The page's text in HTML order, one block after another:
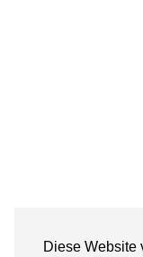
Diese Website